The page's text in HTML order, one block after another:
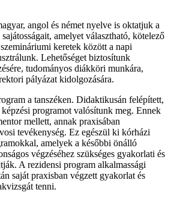
angol és német nyelve is oktatjuk a
amelyet választható, kötelező
keretek között a napi
Lehetőséget biztosítunk
tudományos diákköri munkára,
pályázat kidolgozására.
a tanszéken. Didaktikusán felépített,
programot valósítunk meg. Ennek
mellett, annak praxisában
tevékenység. Ez egészül ki kórházi
amelyek a későbbi önálló
végzéséhez szükséges gyakorlati és
A rezidensi program alkalmassági
saját praxisban végzett gyakorlat és
tenni.